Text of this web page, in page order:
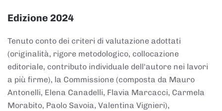
Edizione 2024
Tenuto conto dei criteri di valutazione adottati
(originalità, rigore metodologico, collocazione
editoriale, contributo individuale dell'autore nei lavori
a più firme), la Commissione (composta da Mauro
Antonelli, Elena Canadelli, Flavia Marcacci, Carmela
Morabito, Paolo Savoia, Valentina Vignieri),